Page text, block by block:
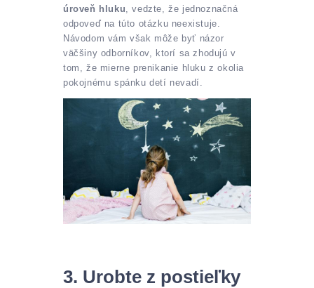
úroveň hluku , vedzte, že jednoznačná
odpoveď na túto otázku neexistuje.
Návodom vám však môže byť názor
väčšiny odborníkov, ktorí sa zhodujú v
tom, že mierne prenikanie hluku z okolia
pokojnému spánku detí nevadí.
3. Urobte z postieľky